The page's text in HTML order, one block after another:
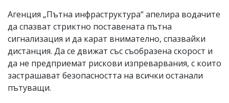
Агенция „Пътна инфраструктура“ апелира водачите
да спазват стриктно поставената пътна
сигнализация и да карат внимателно, спазвайки
дистанция. Да се движат със съобразена скорост и
да не предприемат рискови изпреварвания, с които
застрашават безопасността на всички останали
пътуващи.